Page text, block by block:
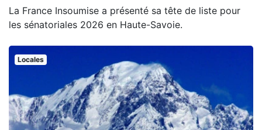
La France Insoumise a présenté sa tête de liste pour
les sénatoriales 2026 en Haute-Savoie.
Locales